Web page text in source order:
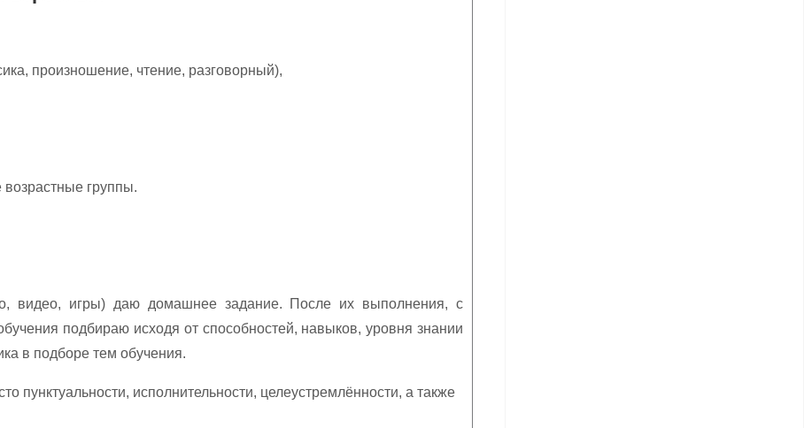
произношение, чтение, разговорный),
возрастные группы.
видео, игры) даю домашнее задание. После их выполнения, с
подбираю исходя от способностей, навыков, уровня знании
в подборе тем обучения.
пунктуальности, исполнительности, целеустремлённости, а также